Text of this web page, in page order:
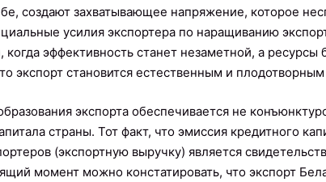
создают захватывающее напряжение, которое
усилия экспортера по наращиванию
когда эффективность станет незаметной, а
экспорт становится естественным и
экспорта обеспечивается не
страны. Тот факт, что эмиссия кредитного
(экспортную выручку) является
момент можно констатировать, что экспорт